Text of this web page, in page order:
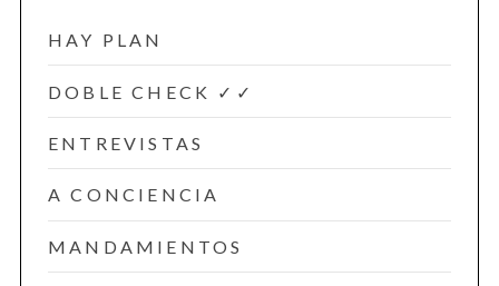
HAY PLAN
DOBLE CHECK ✓✓
ENTREVISTAS
A CONCIENCIA
MANDAMIENTOS